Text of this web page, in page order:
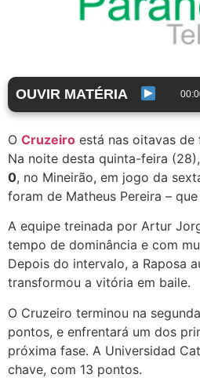
OUVIR MATÉRIA
O Cruzeiro está nas oitavas
Na noite desta quinta-feira
0, no Mineirão, em jogo da
foram de Matheus Pereira –
A equipe treinada por Artur
tempo de dominância e com
Depois do intervalo, a Raposa
transformou a vitória em baile.
O Cruzeiro terminou na
pontos, e enfrentará um dos
próxima fase. A Universidad
chave, com 13 pontos.